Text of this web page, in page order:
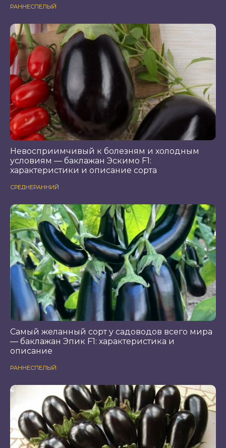
РАННЕСПЕЛЫЙ
Невосприимчивый к болезням и холодным
условиям — баклажан Эскимо F1:
характеристики и описание сорта
СРЕДНЕРАННИЙ
Самый желанный сорт у садоводов всего мира
— баклажан Эпик F1: характеристика и
описание
РАННЕСПЕЛЫЙ